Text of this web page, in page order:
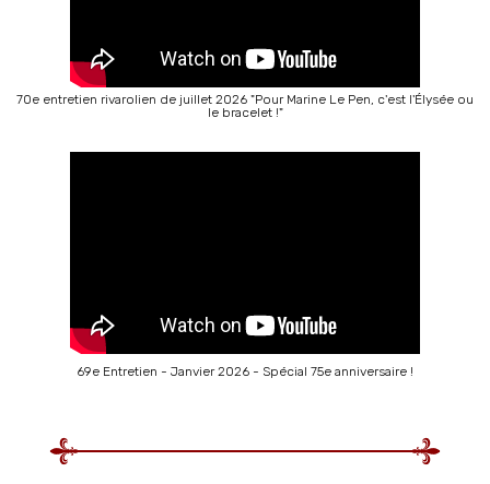
70e entretien rivarolien de juillet 2026 "Pour Marine Le Pen, c'est l'Élysée ou
le bracelet !"
69e Entretien - Janvier 2026 - Spécial 75e anniversaire !